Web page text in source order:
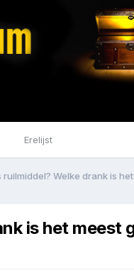
Erelijst
ruilmiddel? Welke drank is
is het meest